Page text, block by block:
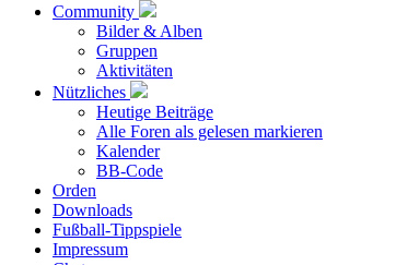
Community
Bilder & Alben
Gruppen
Aktivitäten
Nützliches
Heutige Beiträge
Alle Foren als gelesen markieren
Kalender
BB-Code
Orden
Downloads
Fußball-Tippspiele
Impressum